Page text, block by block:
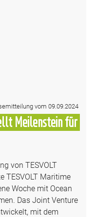
vom 09.09.2024
Meilenstein für
von TESVOLT
TESVOLT Maritime
Woche mit Ocean
Das Joint Venture
mit dem